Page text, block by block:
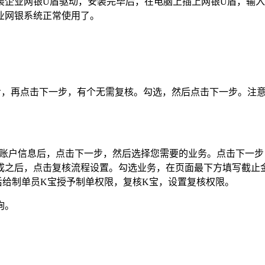
银系统正常使用了。
再点击下一步，有个无需复核。勾选，然后点击下一步。注
信息后，点击下一步，然后选择您需要的业务。点击下一
后，点击复核流程设置。勾选业务，在页面最下方填写截
制单员K宝授予制单权限，复核K宝，设置复核权限。